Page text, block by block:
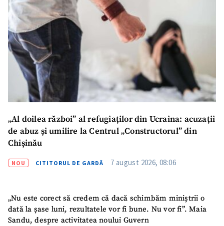
„Al doilea război” al refugiaților din Ucraina: acuzații
de abuz și umilire la Centrul „Constructorul” din
Chișinău
NOU CITITORUL DE GARDĂ 7 august 2026, 08:06
„Nu este corect să credem că dacă schimbăm miniștrii o
dată la șase luni, rezultatele vor fi bune. Nu vor fi”. Maia
Sandu, despre activitatea noului Guvern
Link media
+ Link media
Mesajul știrei
+ Mesajul știrei
CONTACT SURSĂ
Sursă anonimă
Nume+ Numele meu
Am citit și sunt de
acord cupolitica de